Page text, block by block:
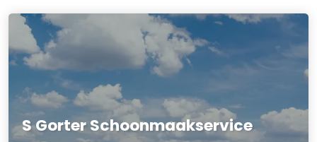
S Gorter Schoonmaakservice